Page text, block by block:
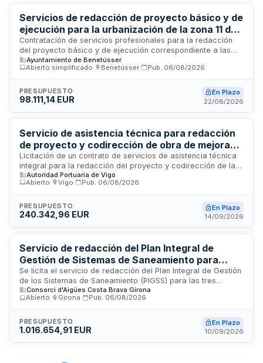
Comunidad de Madrid para el período 2022-2026. Se trata
de una prestación de carácter intelectual sujeta a la
regulación especial de servicios de arquitectura e ingeniería.
Servicios de redacción de proyecto básico y de
ejecución para la urbanización de la zona 11 de
Benetússer
Contratación de servicios profesionales para la redacción
del proyecto básico y de ejecución correspondiente a las
obras de urbanización de la zona 11 del municipio de
Benetússer. El contrato incluye la elaboración de la
red de agua potable y alcantarillado en dicha zona,
financiado mediante fondos de solidaridad. La prestación se
Ayuntamiento de Benetússer
Abierto simplificado
Benetússer Pub. 06/08/2026
PRESUPUESTO
98.111,14 EUR
En Plazo
22/08/2026
Servicio de asistencia técnica para redacción
de proyecto y codirección de obra de mejora
de eficiencia energética de la Estación
Marítima del Puerto de Vigo
Licitación de un contrato de servicios de asistencia técnica
integral para la redacción del proyecto y codirección de las
obras de mejora de eficiencia energética del edificio de la
Estación Marítima del Puerto de Vigo. El servicio incluye
como la supervisión de la ejecución de las obras. La
Autoridad Portuaria de Vigo licita este servicio por
de catorce meses a partir de enero de dos mil veintiséis.
Autoridad Portuaria de Vigo
Abierto
Vigo Pub. 06/08/2026
PRESUPUESTO
240.342,96 EUR
En Plazo
14/09/2026
Servicio de redacción del Plan Integral de
Gestión de Sistemas de Saneamiento para
Blanes, Lloret de Mar y Palamós
Se licita el servicio de redacción del Plan Integral de Gestión
de los Sistemas de Saneamiento (PIGSS) para las tres
aglomeraciones urbanas de Blanes, Lloret de Mar y Palamós,
de conformidad con la normativa de dominio público
cuenca antes del veintiuno de septiembre de dos mil
veintiséis. La duración del contrato es de nueve meses, con
en dirección de planes maestros de saneamiento y modelaje
Consorci d'Aigües Costa Brava Girona
Abierto
Girona Pub. 06/08/2026
PRESUPUESTO
1.016.654,91 EUR
En Plazo
10/09/2026